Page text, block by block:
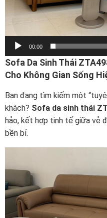
00:00
Sofa Da Sinh Thái
Cho Không Gian Sống
Bạn đang tìm kiếm một
khách? Sofa da sinh thái
hảo, kết hợp tinh tế giữa vẻ
bền bỉ.